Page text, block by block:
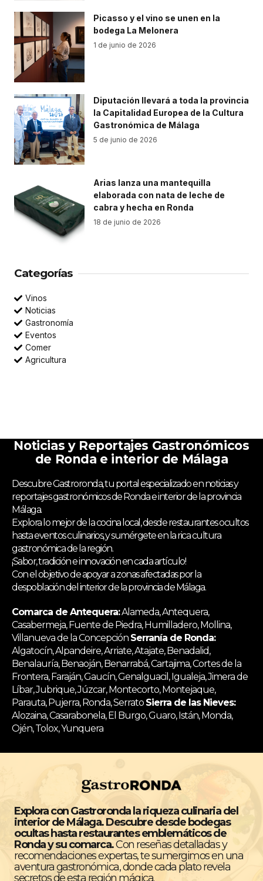
Picasso y el vino se unen en la
bodega La Melonera
1 de junio de 2026
Diputación llevará a toda la provincia
la Capitalidad Europea de la Cultura
Gastronómica de Málaga
5 de junio de 2026
Arias lanza una mantequilla
elaborada con nata de leche de
cabra y hecha en Ronda
18 de junio de 2026
Categorías
Vinos
Noticias
Gastronomía
Eventos
Comer
Agricultura
Noticias y Reportajes Gastronómicos
de Ronda e interior de Málaga
Descubre Gastroronda, tu portal especializado en noticias y
reportajes gastronómicos de Ronda e interior de la provincia
Málaga.
Explora lo mejor de la cocina local, desde restaurantes ocultos
hasta eventos culinarios, y sumérgete en la rica cultura
gastronómica de la región.
¡Sabor, tradición e innovación en cada artículo!
Con el objetivo de apoyar a zonas afectadas por la
despoblación del interior de la provincia de Málaga.
Comarca de Antequera:Alameda, Antequera,
Casabermeja, Fuente de Piedra, Humilladero, Mollina,
Villanueva de la Concepción Serranía de Ronda:
Algatocín, Alpandeire, Arriate, Atajate, Benadalid,
Benalauría, Benaoján, Benarrabá, Cartajima, Cortes de la
Frontera, Faraján, Gaucín, Genalguacil, Igualeja, Jimera de
Líbar, Jubrique, Júzcar, Montecorto, Montejaque,
Parauta, Pujerra, Ronda, Serrato Sierra de las Nieves:
Alozaina, Casarabonela, El Burgo, Guaro, Istán, Monda,
Ojén, Tolox, Yunquera
Explora con Gastroronda la riqueza culinaria del
interior de Málaga. Descubre desde bodegas
ocultas hasta restaurantes emblemáticos de
Ronda y su comarca.Con reseñas detalladas y
recomendaciones expertas, te sumergimos en una
aventura gastronómica, donde cada plato revela
secretos de esta región mágica.